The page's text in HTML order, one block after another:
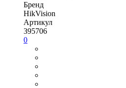
Бренд
HikVision
Артикул
395706
0